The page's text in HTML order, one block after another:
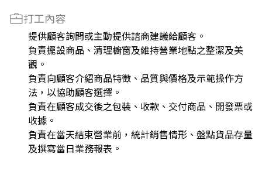
打工內容
提供顧客詢問或主動提供諮商建議給顧客。
負責擺設商品、清理櫥窗及維持營業地點之整潔及美
觀。
負責向顧客介紹商品特徵、品質與價格及示範操作方
法，以協助顧客選擇。
負責在顧客成交後之包裝、收款、交付商品、開發票或
收據。
負責在當天結束營業前，統計銷售情形、盤點貨品存量
及撰寫當日業務報表。